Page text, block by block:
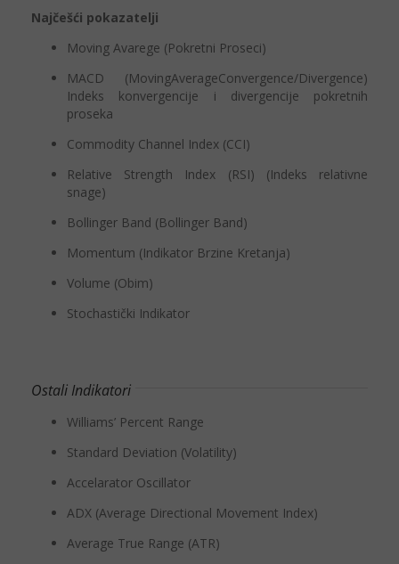
Najčešći pokazatelji
Moving Avarege (Pokretni Proseci)
MACD (MovingAverageConvergence/Divergence)
Indeks konvergencije i divergencije pokretnih
proseka
Commodity Channel Index (CCI)
Relative Strength Index (RSI) (Indeks relativne
snage)
Bollinger Band (Bollinger Band)
Momentum (Indikator Brzine Kretanja)
Volume (Obim)
Stochastički Indikator
Ostali Indikatori
Williams’ Percent Range
Standard Deviation (Volatility)
Accelarator Oscillator
ADX (Average Directional Movement Index)
Average True Range (ATR)